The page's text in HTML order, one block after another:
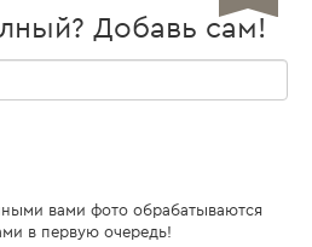
Добавь сам!
вами фото обрабатываются
в первую очередь!